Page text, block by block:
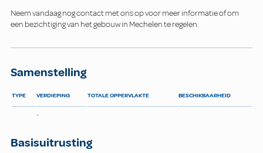
Neem vandaag nog contact met ons op voor meer informatie of om
een bezichtiging van het gebouw in Mechelen te regelen.
Samenstelling
TYPE VERDIEPING TOTALE OPPERVLAKTE BESCHIKBAARHEID
-
Basisuitrusting